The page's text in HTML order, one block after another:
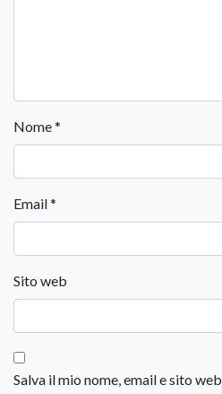
Nome*
Email*
Sito web
Salva il mio nome, email e sito